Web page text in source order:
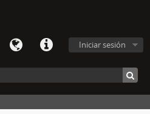
Iniciar sesión